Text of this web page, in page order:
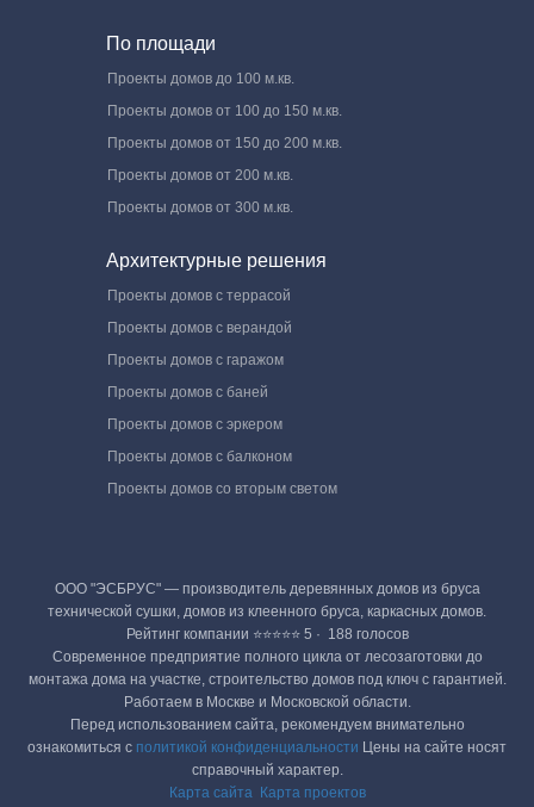
По площади
Проекты домов до 100 м.кв.
Проекты домов от 100 до 150 м.кв.
Проекты домов от 150 до 200 м.кв.
Проекты домов от 200 м.кв.
Проекты домов от 300 м.кв.
Архитектурные решения
Проекты домов с террасой
Проекты домов с верандой
Проекты домов с гаражом
Проекты домов с баней
Проекты домов с эркером
Проекты домов с балконом
Проекты домов со вторым светом
ООО "ЭСБРУС" — производитель деревянных домов из бруса
технической сушки, домов из клеенного бруса, каркасных домов.
Рейтинг компании ⭐⭐⭐⭐⭐ 5 · ‎ 188 голосов
Современное предприятие полного цикла от лесозаготовки до
монтажа дома на участке, строительство домов под ключ с гарантией.
Работаем в Москве и Московской области.
Перед использованием сайта, рекомендуем внимательно
ознакомиться с политикой конфиденциальности Цены на сайте носят
справочный характер.
Карта сайта
Карта проектов